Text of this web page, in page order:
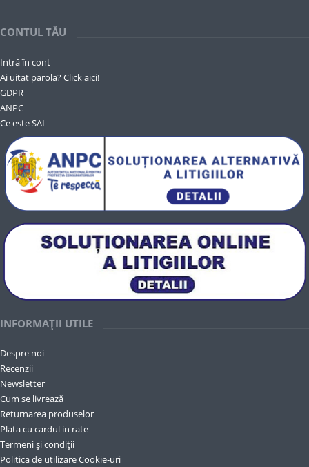
CONTUL TĂU
Intră în cont
Ai uitat parola? Click aici!
GDPR
ANPC
Ce este SAL
INFORMAȚII UTILE
Despre noi
Recenzii
Newsletter
Cum se livrează
Returnarea produselor
Plata cu cardul in rate
Termeni și condiții
Politica de utilizare Cookie-uri